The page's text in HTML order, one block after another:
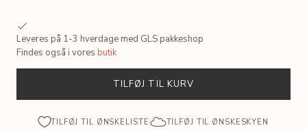
Sterlingsølv, 18kt. forgyldt ♺
Fra 200,00 DKK
Leveres på 1-3 hverdage med GLS pakkeshop
Findes også i vores butik
TILFØJ TIL KURV
TILFØJ TIL ØNSKELISTE TILFØJ TIL ØNSKESKYEN